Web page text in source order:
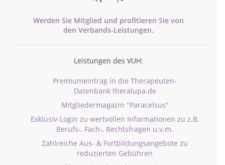
Werden Sie Mitglied und profitieren Sie von
den Verbands-Leistungen.
Leistungen des VUH:
Premiumeintrag in die Therapeuten-
Datenbank theralupa.de
Mitgliedermagazin "Paracelsus"
Exklusiv-Login zu wertvollen Informationen zu z.B.
Berufs-, Fach-, Rechtsfragen u.v.m.
Zahlreiche Aus- & Fortbildungsangebote zu
reduzierten Gebühren